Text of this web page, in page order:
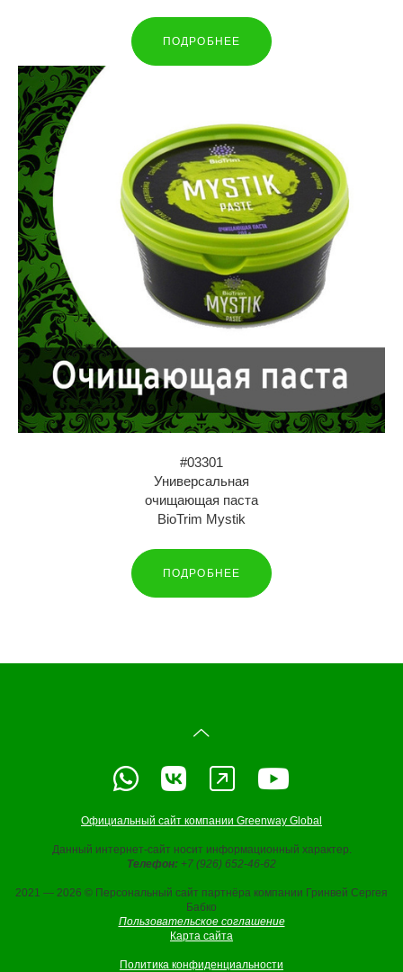
ПОДРОБНЕЕ
#03301
Универсальная
очищающая паста
BioTrim Mystik
ПОДРОБНЕЕ
Официальный сайт компании Greenway Global
Данный интернет-сайт носит информационный характер.
Телефон: +7 (926) 652-46-62
2021 — 2026 © Персональный сайт партнёра компании Гринвей Сергея
Бабко
Пользовательское соглашение
Карта сайта
Политика конфиденциальности